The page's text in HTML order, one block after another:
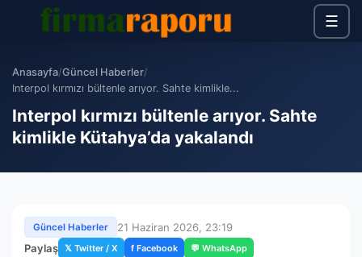
☰
Anasayfa/Güncel Haberler/
Interpol kırmızı bültenle arıyor. Sahte kimlikle...
Interpol kırmızı bültenle arıyor. Sahte
kimlikle Kütahya’da yakalandı
Güncel Haberler
21 Haziran 2026, 23:19
Paylaş 𝕏 Twitter / X f Facebook 💬 WhatsApp